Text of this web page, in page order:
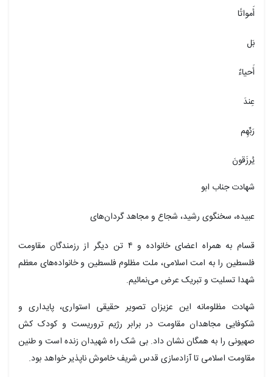
أَمواتًا
أَحیاءٌ
یُرزَقونَ
شهادت جنابابو
عبیده، سخنگوی رشید، شجاع و مجاهد گردان‌های
قسام
به همراه اعضای خانواده و ۴ تن دیگر از رزمندگان مقاومت
فلسطین را به امت اسلامی، ملت مظلوم فلسطین و خانواده‌های معظم
شهدا تسلیت و تبریک عرض می‌نمائیم.
شهادت مظلومانه این عزیزان تصویر حقیقی استواری، پایداری و
شکوفایی مجاهدان مقاومت در برابر رژیم تروریست و کودک کش
صهیونی را به همگان نشان داد. بی شک راه شهیدان زنده است و طنین
مقاومت اسلامی تا آزادسازی قدس شریف خاموش ناپذیر خواهد بود.